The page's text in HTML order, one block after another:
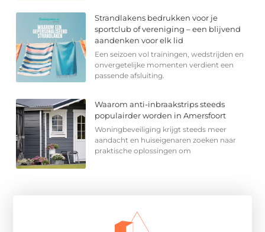
Strandlakens bedrukken voor je
sportclub of vereniging – een blijvend
aandenken voor elk lid
Een seizoen vol trainingen, wedstrijden en
onvergetelijke momenten verdient een
passende afsluiting.
Waarom anti-inbraakstrips steeds
populairder worden in Amersfoort
Woningbeveiliging krijgt steeds meer
aandacht en huiseigenaren zoeken naar
praktische oplossingen om